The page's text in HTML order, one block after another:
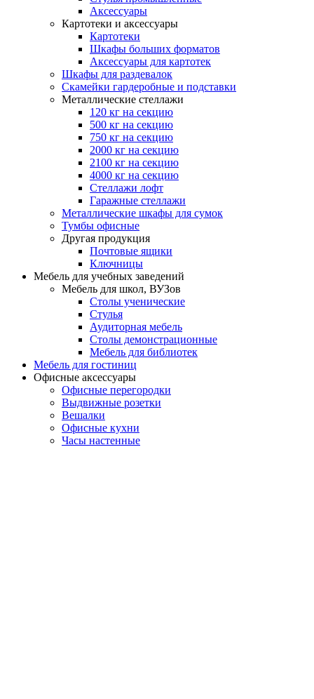
Аксессуары
Картотеки и аксессуары
Картотеки
Шкафы больших форматов
Аксессуары для картотек
Шкафы для раздевалок
Скамейки гардеробные и подставки
Металлические стеллажи
120 кг на секцию
500 кг на секцию
750 кг на секцию
2000 кг на секцию
2100 кг на секцию
4000 кг на секцию
Стеллажи лофт
Гаражные стеллажи
Металлические шкафы для сумок
Тумбы офисные
Другая продукция
Почтовые ящики
Ключницы
Мебель для учебных заведений
Мебель для школ, ВУЗов
Столы ученические
Стулья
Аудиторная мебель
Столы демонстрационные
Мебель для библиотек
Мебель для гостиниц
Офисные аксессуары
Офисные перегородки
Выдвижные розетки
Вешалки
Офисные кухни
Часы настенные